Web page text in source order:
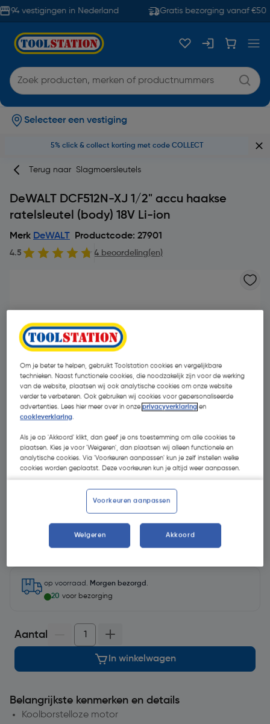
94 vestigingen in Nederland Gratis bezorging vanaf €50
Selecteer een vestiging
5% click & collect korting met code COLLECT
Terug naar Slagmoersleutels
DeWALT DCF512N-XJ 1/2" accu haakse
ratelsleutel (body) 18V Li-ion
Merk DeWALT Productcode: 27901
4.5 4 beoordeling(en)
€ 237,02| Excl. btw € 195,88
Selecteer winkel - Bekijk voorraadniveaus en haal binnen 10
minuten op
Selecteer vestiging
op voorraad. Morgen bezorgd .
20 voor bezorging
Aantal
In winkelwagen
Belangrijkste kenmerken en details
Koolborstelloze motor
Om je beter te helpen, gebruikt Toolstation cookies en vergelijkbare
technieken. Naast functionele cookies, die noodzakelijk zijn voor de werking
van de website, plaatsen wij ook analytische cookies om onze website
verder te verbeteren. Ook gebruiken wij cookies voor gepersonaliseerde
advertenties. Lees hier meer over in onzeprivacyverklaring en
cookieverklaring.
Als je op 'Akkoord' klikt, dan geef je ons toestemming om alle cookies te
plaatsen. Kies je voor 'Weigeren', dan plaatsen wij alleen functionele en
analytische cookies. Via 'Voorkeuren aanpassen' kun je zelf instellen welke
cookies worden geplaatst. Deze voorkeuren kun je altijd weer aanpassen.
Voorkeuren aanpassen
Weigeren Akkoord